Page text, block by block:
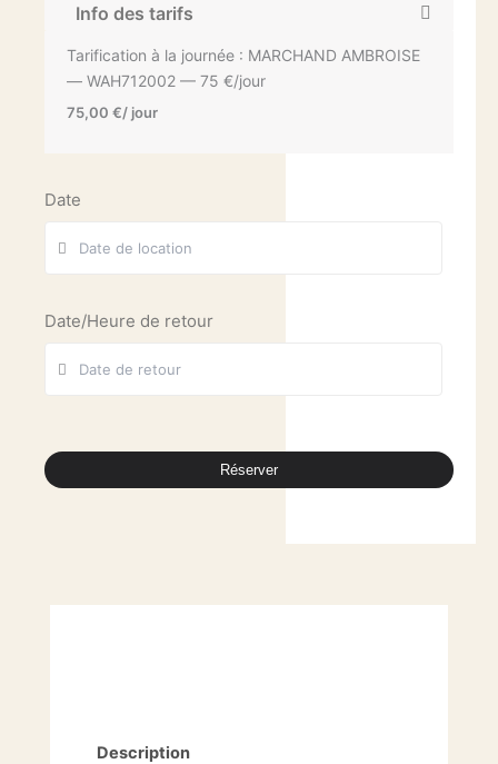
Info des tarifs
Tarification à la journée : MARCHAND AMBROISE
— WAH712002 — 75 €/jour
75,00 €/ jour
Date
Date/Heure de retour
Réserver
Description